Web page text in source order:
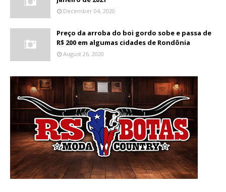
December 04, 2020
Preço da arroba do boi gordo sobe e passa de
R$ 200 em algumas cidades de Rondônia
August 26, 2020